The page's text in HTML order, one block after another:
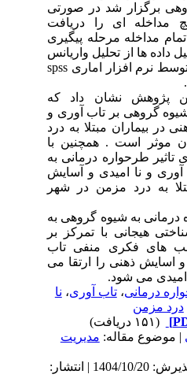
برگزار شد در صورتی
مداخله ای را دریافت
اتمام مداخله مرحله پیگیری
ها از تحلیل واریانس
با اندازه گیری مکرر توسط نرم افزار اماری spss
پژوهش نشان داد که
گروهی بر تاب آوری و
در بیماران مبتلا به درد
است . همچنین با
طرحواره درمانی به
و نا امیدی و آسایش
به درد مزمن در شهر
به شیوه گروهی به
هیجانی با تمرکز بر
های فکری منفی تاب
اسایش ذهنی را ارتقا می
می شود.
درمانی،تاب آوری،نا
مزمن
مقاله:مديريت
دریافت: 1404/8/20 | پذیرش: 1404/10/20 | انتشار: